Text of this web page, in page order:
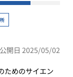
公開日 2025/05/02
ためのサイエン